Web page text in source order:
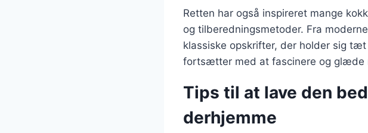
Retten har også inspireret mange
og tilberedningsmetoder. Fra
klassiske opskrifter, der holder sig
fortsætter med at fascinere og glæde
Tips til at lave den
derhjemme